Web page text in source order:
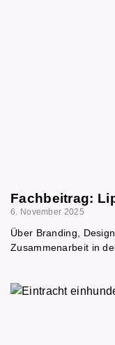
Fachbeitrag:
6. November 2025
Über Branding,
Zusammenarbeit in